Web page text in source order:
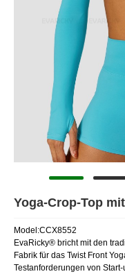
Yoga-Crop-Top
Model:CCX8552
EvaRicky® bricht mit den
Fabrik für das Twist Front
Testanforderungen von